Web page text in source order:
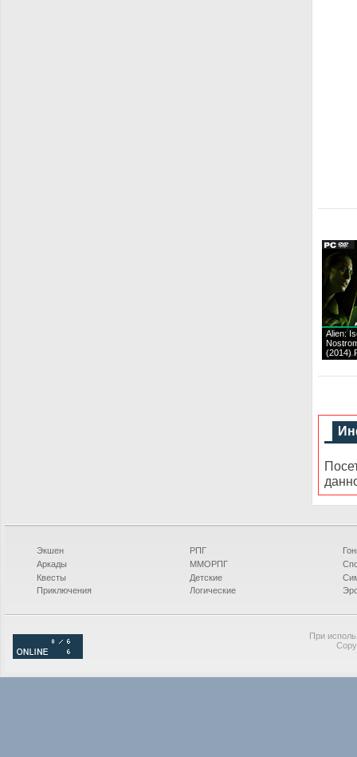
Alien:
(2014)
Экшен
Аркады
Квесты
Приключения
РПГ
ММОРПГ
Детские
Логические
При